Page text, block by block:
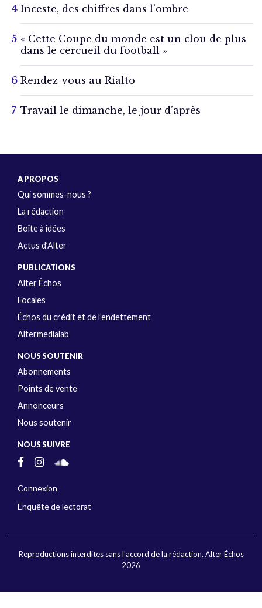
Inceste, des chiffres dans l’ombre
« Cette Coupe du monde est un clou de plus
dans le cercueil du football »
Rendez-vous au Rialto
Travail le dimanche, le jour d’après
A PROPOS
Qui sommes-nous ?
La rédaction
Boîte à idées
Actus d’Alter
PUBLICATIONS
Alter Échos
Focales
Échos du crédit et de l’endettement
Altermedialab
NOUS SOUTENIR
Abonnements
Points de vente
Annonceurs
Nous soutenir
NOUS SUIVRE
Connexion
Enquête de lectorat
Reproductions interdites sans l'accord de la rédaction. Alter Échos
2026